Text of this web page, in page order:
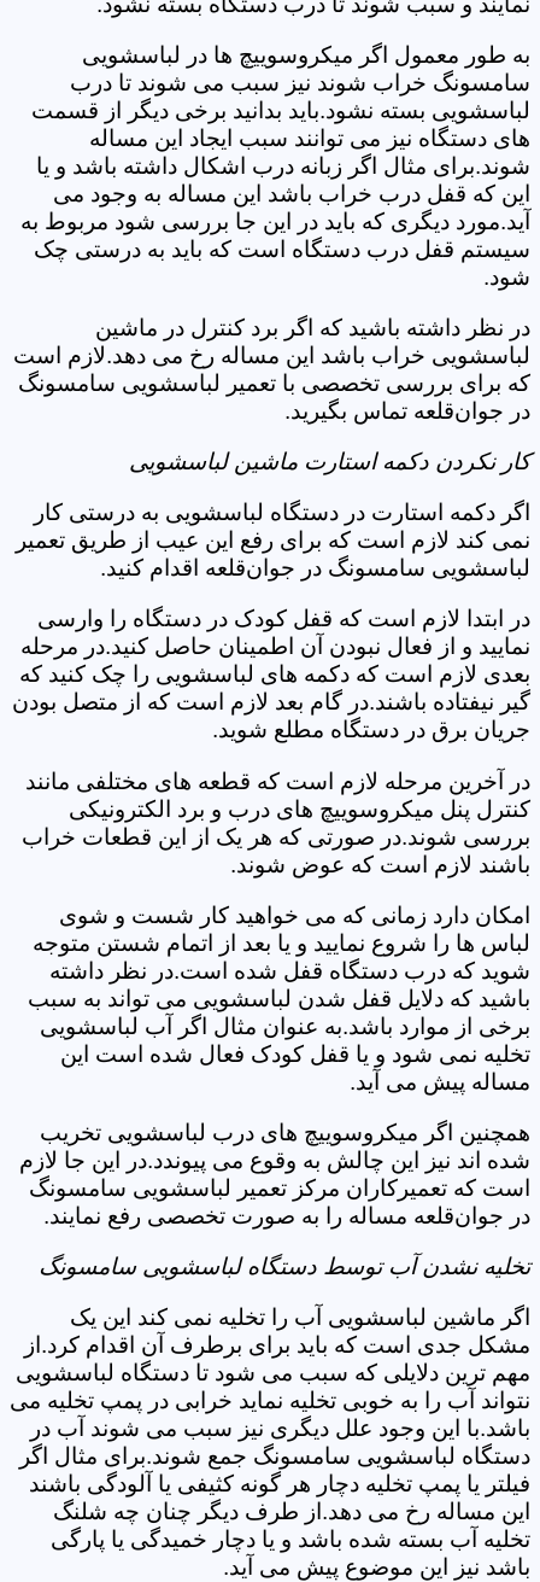
به طور معمول اگر میکروسوییچ ها در لباسشویی
سامسونگ خراب شوند نیز سبب می شوند تا درب
لباسشویی بسته نشود.باید بدانید برخی دیگر از قسمت
های دستگاه نیز می توانند سبب ایجاد این مساله
شوند.برای مثال اگر زبانه درب اشکال داشته باشد و یا
این که قفل درب خراب باشد این مساله به وجود می
آید.مورد دیگری که باید در این جا بررسی شود مربوط به
سیستم قفل درب دستگاه است که باید به درستی چک
شود.
در نظر داشته باشید که اگر برد کنترل در ماشین
لباسشویی خراب باشد این مساله رخ می دهد.لازم است
که برای بررسی تخصصی با تعمیر لباسشویی سامسونگ
در جوان‌قلعه تماس بگیرید.
کار نکردن دکمه استارت ماشین لباسشویی
اگر دکمه استارت در دستگاه لباسشویی به درستی کار
نمی کند لازم است که برای رفع این عیب از طریق تعمیر
لباسشویی سامسونگ در جوان‌قلعه اقدام کنید.
در ابتدا لازم است که قفل کودک در دستگاه را وارسی
نمایید و از فعال نبودن آن اطمینان حاصل کنید.در مرحله
بعدی لازم است که دکمه های لباسشویی را چک کنید که
گیر نیفتاده باشند.در گام بعد لازم است که از متصل بودن
جریان برق در دستگاه مطلع شوید.
در آخرین مرحله لازم است که قطعه های مختلفی مانند
کنترل پنل میکروسوییچ های درب و برد الکترونیکی
بررسی شوند.در صورتی که هر یک از این قطعات خراب
باشند لازم است که عوض شوند.
امکان دارد زمانی که می خواهید کار شست و شوی
لباس ها را شروع نمایید و یا بعد از اتمام شستن متوجه
شوید که درب دستگاه قفل شده است.در نظر داشته
باشید که دلایل قفل شدن لباسشویی می تواند به سبب
برخی از موارد باشد.به عنوان مثال اگر آب لباسشویی
تخلیه نمی شود و یا قفل کودک فعال شده است این
مساله پیش می آید.
همچنین اگر میکروسوییچ های درب لباسشویی تخریب
شده اند نیز این چالش به وقوع می پیوندد.در این جا لازم
است که تعمیرکاران مرکز تعمیر لباسشویی سامسونگ
در جوان‌قلعه مساله را به صورت تخصصی رفع نمایند.
تخلیه نشدن آب توسط دستگاه لباسشویی سامسونگ
اگر ماشین لباسشویی آب را تخلیه نمی کند این یک
مشکل جدی است که باید برای برطرف آن اقدام کرد.از
مهم ترین دلایلی که سبب می شود تا دستگاه لباسشویی
نتواند آب را به خوبی تخلیه نماید خرابی در پمپ تخلیه می
باشد.با این وجود علل دیگری نیز سبب می شوند آب در
دستگاه لباسشویی سامسونگ جمع شوند.برای مثال اگر
فیلتر یا پمپ تخلیه دچار هر گونه کثیفی یا آلودگی باشند
این مساله رخ می دهد.از طرف دیگر چنان چه شلنگ
تخلیه آب بسته شده باشد و یا دچار خمیدگی یا پارگی
باشد نیز این موضوع پیش می آید.